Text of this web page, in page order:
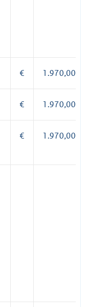
€ 1.970,00
€ 1.970,00
€ 1.970,00